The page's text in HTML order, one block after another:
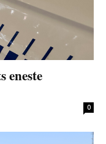
eneste
0